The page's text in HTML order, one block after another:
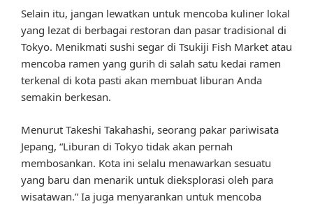
Selain itu, jangan lewatkan untuk mencoba kuliner lokal
yang lezat di berbagai restoran dan pasar tradisional di
Tokyo. Menikmati sushi segar di Tsukiji Fish Market atau
mencoba ramen yang gurih di salah satu kedai ramen
terkenal di kota pasti akan membuat liburan Anda
semakin berkesan.
Menurut Takeshi Takahashi, seorang pakar pariwisata
Jepang, “Liburan di Tokyo tidak akan pernah
membosankan. Kota ini selalu menawarkan sesuatu
yang baru dan menarik untuk dieksplorasi oleh para
wisatawan.” Ia juga menyarankan untuk mencoba